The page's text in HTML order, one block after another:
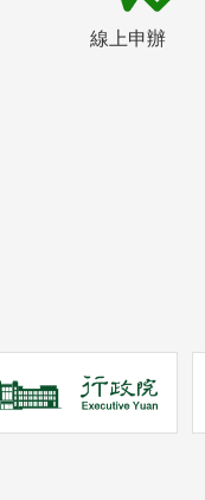
線上申辦